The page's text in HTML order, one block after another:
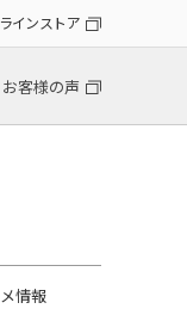
インストア
お客様の声
情報